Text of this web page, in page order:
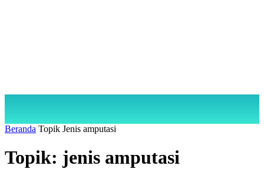
Beranda Topik Jenis amputasi
Topik: jenis amputasi